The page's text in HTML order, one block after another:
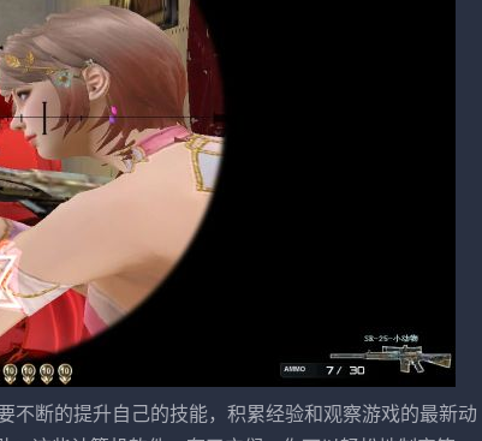
不断的提升自己的技能，积累经验和观察游戏的最新动